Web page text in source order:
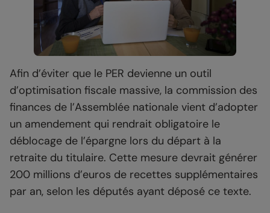
Afin d’éviter que le PER devienne un outil
d’optimisation fiscale massive, la commission des
finances de l’Assemblée nationale vient d’adopter
un amendement qui rendrait obligatoire le
déblocage de l’épargne lors du départ à la
retraite du titulaire. Cette mesure devrait générer
200 millions d’euros de recettes supplémentaires
par an, selon les députés ayant déposé ce texte.